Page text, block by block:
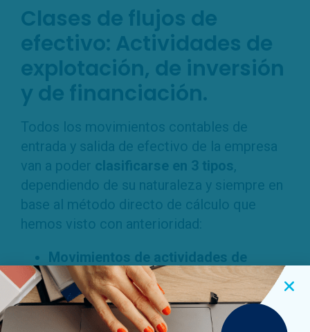
Clases de flujos de
efectivo: Actividades de
explotación, de inversión
y de financiación.
Todos los movimientos contables de
entrada y salida de efectivo de la empresa
van a poder clasificarse en 3 tipos,
dependiendo de su naturaleza y siempre en
base al método directo de cálculo que
hemos visto con anterioridad:
Movimientos de actividades de
explotación: movimientos de flujo
originados y derivados de la actividad
económica de la empresa.